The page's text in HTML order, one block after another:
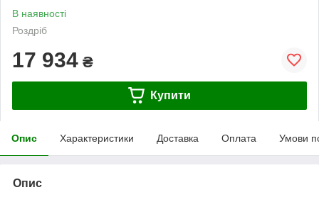
В наявності
Роздріб
17 934 ₴
Купити
Опис Характеристики Доставка Оплата Умови
Опис